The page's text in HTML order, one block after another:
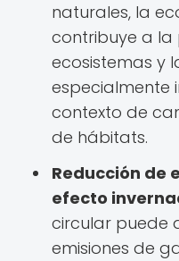
naturales, la
contribuye a la
ecosistemas y
especialmente
contexto de
de hábitats.
Reducción de
efecto
circular puede
emisiones de